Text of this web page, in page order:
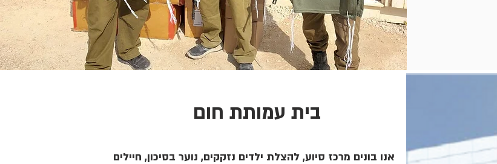
בית עמותת חום
אנו בונים מרכז סיוע, להצלת ילדים נזקקים, נוער בסיכון, חיילים